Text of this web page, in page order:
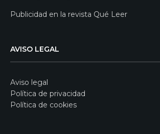
Publicidad en la revista Qué Leer
AVISO LEGAL
Aviso legal
Política de privacidad
Política de cookies